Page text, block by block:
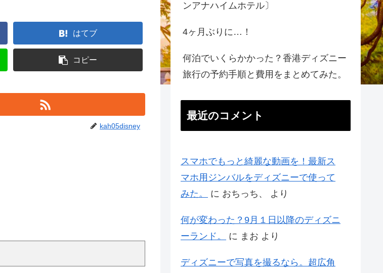
はてブ
コピー
kah05disney
ンアナハイムホテル〕
4ヶ月ぶりに…！
何泊でいくらかかった？香港ディズニー
旅行の予約手順と費用をまとめてみた。
最近のコメント
スマホでもっと綺麗な動画を！最新ス
マホ用ジンバルをディズニーで使って
みた。
に おちっち、 より
何が変わった？9月１日以降のディズニ
ーランド。
に まお より
ディズニーで写真を撮るなら。超広角